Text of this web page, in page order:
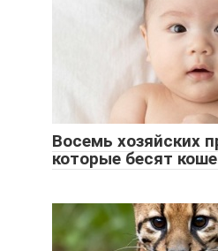
Восемь хозяйских
которые бесят